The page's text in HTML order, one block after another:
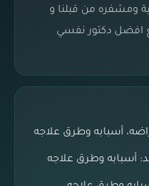
ومشفره من قبلنا و
افضل دكتور نفسي
أسبابه وطرق علاجه
أسبابه وطرق علاجه